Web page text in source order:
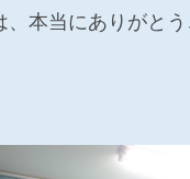
、本当にありがとう